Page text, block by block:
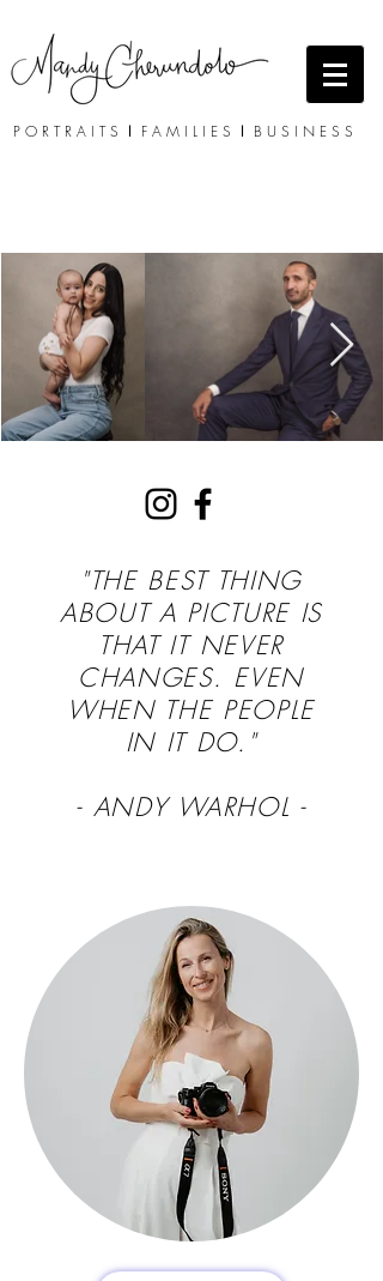
P O R T R A I T S I F A M I L I E S I B U S I N E S S
"THE BEST THING
ABOUT A PICTURE IS
THAT IT NEVER
CHANGES. EVEN
WHEN THE PEOPLE
IN IT DO."
- ANDY WARHOL -